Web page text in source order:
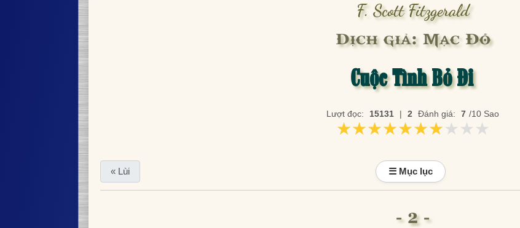
F. Scott Fitzgerald
Dịch giả: Mạc Đỗ
Cuộc Tình Bỏ Đi
Lượt đọc: 15131 | 2 Đánh giá: 7 /10 Sao
★★★★★★★★★★
★★★★★★★★★★
« Lùi ☰ Mục lục
- 2 -